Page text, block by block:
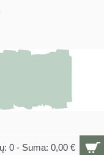
0 - Suma: 0,00 €